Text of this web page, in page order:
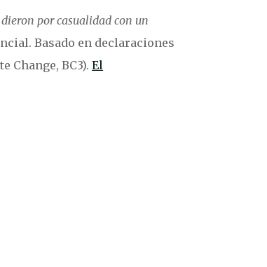
por casualidad con un
Basado en declaraciones
Change, BC3).El